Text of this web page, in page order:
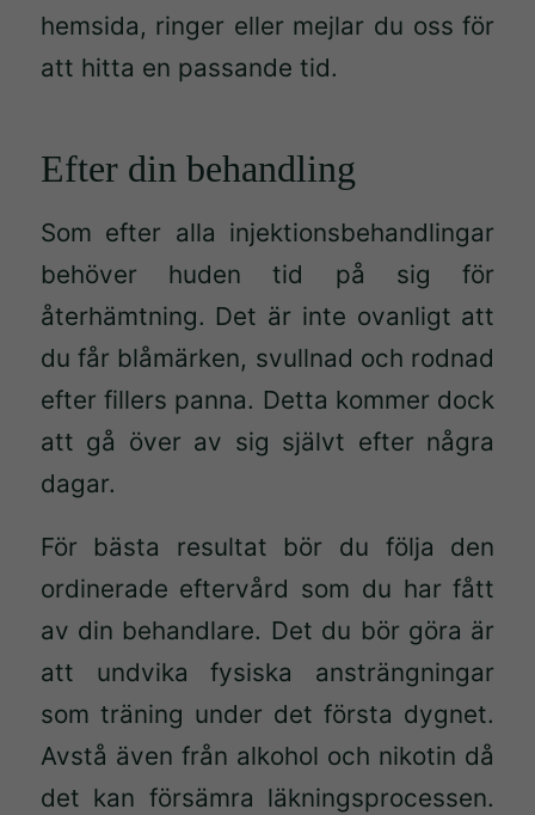
hemsida, ringer eller mejlar du oss för
att hitta en passande tid.
Efter din behandling
Som efter alla injektionsbehandlingar
behöver huden tid på sig för
återhämtning. Det är inte ovanligt att
du får blåmärken, svullnad och rodnad
efter fillers panna. Detta kommer dock
att gå över av sig självt efter några
dagar.
För bästa resultat bör du följa den
ordinerade eftervård som du har fått
av din behandlare. Det du bör göra är
att undvika fysiska ansträngningar
som träning under det första dygnet.
Avstå även från alkohol och nikotin då
det kan försämra läkningsprocessen.
Nödvändiga
Dessa kakor
går inte att
De behövs
för att
hemsidan
För att vi
ska kunna
förbättra
funktionalitet
och